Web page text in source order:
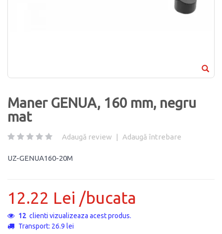
Maner GENUA, 160 mm, negru
mat
Adaugă review | Adaugă întrebare
UZ-GENUA160-20M
12.22 Lei /bucata
12 clienti vizualizeaza acest produs.
Transport: 26.9 lei